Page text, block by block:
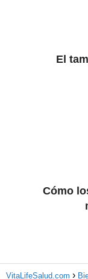
El
Cómo
VitaLifeSalud.com